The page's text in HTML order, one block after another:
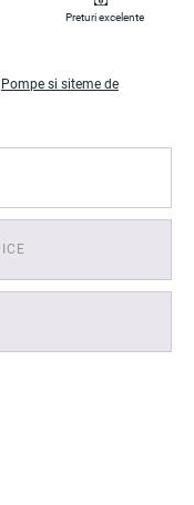
Preturi excelente
Pompe si siteme de